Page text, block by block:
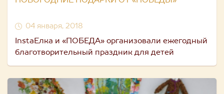
04 января, 2018
InstaЕлка и «ПОБЕДА» организовали ежегодный
благотворительный праздник для детей